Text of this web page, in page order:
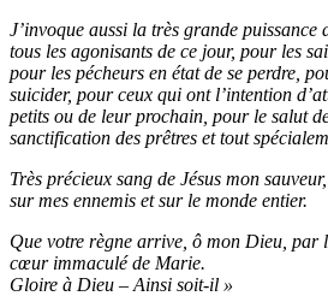
J’invoque aussi la très grande puissance
tous les agonisants de ce jour, pour les
pour les pécheurs en état de se perdre,
suicider, pour ceux qui ont l’intention
petits ou de leur prochain, pour le salut
sanctification des prêtres et tout
Très précieux sang de Jésus mon
sur mes ennemis et sur le monde entier.
Que votre règne arrive, ô mon Dieu, par
cœur immaculé de Marie.
Gloire à Dieu – Ainsi soit-il »